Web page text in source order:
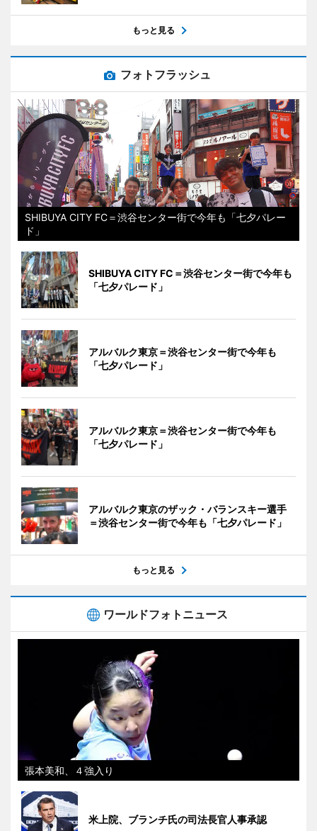
もっと見る
フォトフラッシュ
SHIBUYA CITY FC＝渋谷センター街で今年も「七夕パレー
ド」
SHIBUYA CITY FC＝渋谷センター街で今年も
「七夕パレード」
アルバルク東京＝渋谷センター街で今年も
「七夕パレード」
アルバルク東京＝渋谷センター街で今年も
「七夕パレード」
アルバルク東京のザック・バランスキー選手
＝渋谷センター街で今年も「七夕パレード」
もっと見る
ワールドフォトニュース
張本美和、４強入り
米上院、ブランチ氏の司法長官人事承認